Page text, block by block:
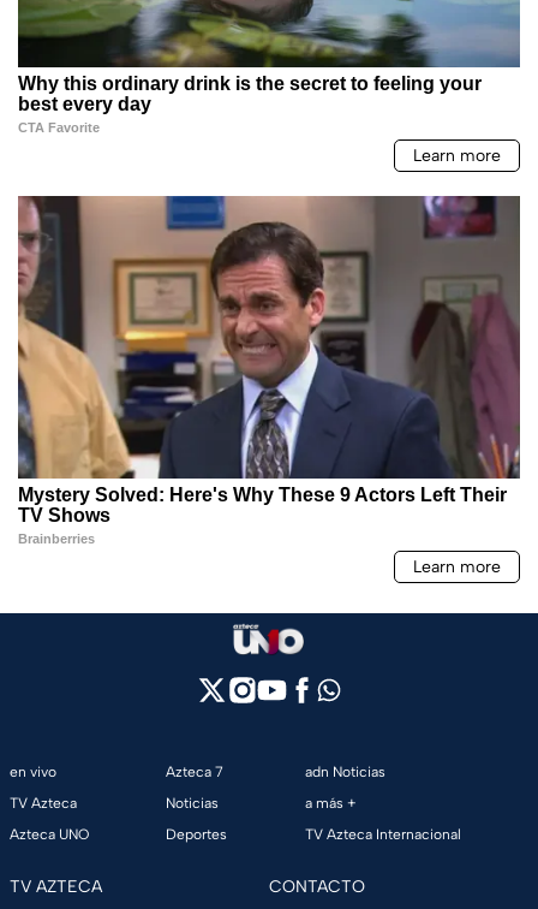
en vivo
TV Azteca
Azteca UNO
Azteca 7
Noticias
Deportes
adn Noticias
a más +
TV Azteca Internacional
TV AZTECA CONTACTO